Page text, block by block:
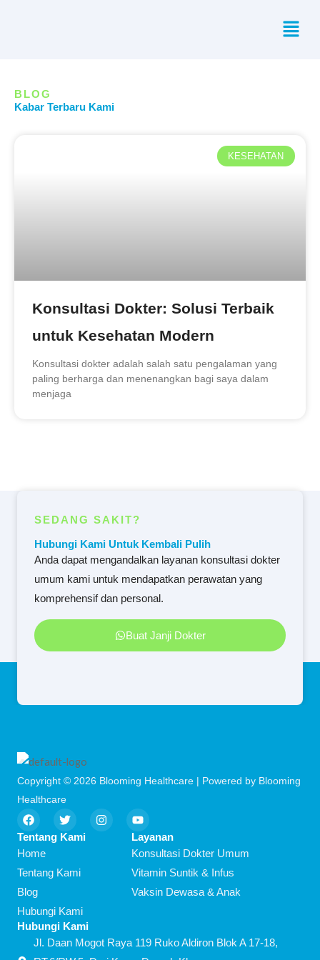
Menu
BLOG
Kabar Terbaru Kami
KESEHATAN
Konsultasi Dokter: Solusi Terbaik
untuk Kesehatan Modern
Konsultasi dokter adalah salah satu pengalaman yang
paling berharga dan menenangkan bagi saya dalam
menjaga
SEDANG SAKIT?
Hubungi Kami Untuk Kembali Pulih
Anda dapat mengandalkan layanan konsultasi dokter
umum kami untuk mendapatkan perawatan yang
komprehensif dan personal.
Buat Janji Dokter
Copyright © 2026 Blooming Healthcare | Powered by Blooming
Healthcare
F
a
c
b
o
k
T
w
i
e
I
n
s
Y
o
u
t
u
b
Tentang Kami
Home
Tentang Kami
Blog
Hubungi Kami
Layanan
Konsultasi Dokter Umum
Vitamin Suntik & Infus
Vaksin Dewasa & Anak
Hubungi Kami
Jl. Daan Mogot Raya 119 Ruko Aldiron Blok A 17-18,